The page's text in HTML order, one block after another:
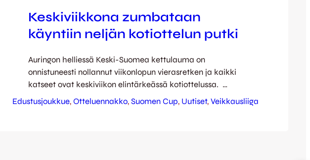
Keskiviikkona zumbataan
käyntiin neljän kotiottelun putki
Auringon helliessä Keski-Suomea kettulauma on
onnistuneesti nollannut viikonlopun vierasretken ja kaikki
katseet ovat keskiviikon elintärkeässä kotiottelussa.
Pelaajien hikoilu kentällä alkaa klo 18:30, mutta jo ennen
sitä sinulla on nautinnollinen mahdollisuus laittaa oma
Edustusjoukkue, Otteluennakko, Suomen Cup, Uutiset, Veikkausliiga